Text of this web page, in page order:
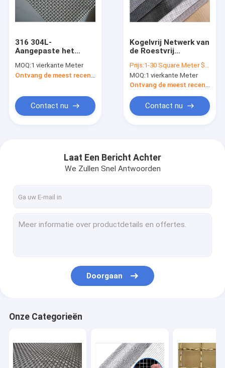
316 304L-
Aangepaste het
Breedte van het
Roestvrij staalinsect
MOQ:1 vierkante Meter
Contact nu
Kogelvrij Netwerk van
de Roestvrij
Breedte Anti-diefstal
voor Veiligheid
Prijs:1-30 Square Meter $2/Square Meter >30 Square Meters $1/Square Meter
MOQ:1 vierkante Meter
Contact nu
Laat Een Bericht Achter
We Zullen Snel Antwoorden
Doorgaan
Onze Categorieën